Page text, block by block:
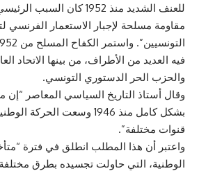
للعنف الشديد منذ 1952 كان
مقاومة مسلحة لإجبار الاستعمار
فيه العديد من الأطراف، من بينها الاتحاد
والحزب الحر الدستوري التونسي.
وقال أستاذ التاريخ السياسي المعاصر “إن
بشكل كامل منذ 1946 وسعت
قنوات مختلفة”.
واعتبر أن هذا المطلب انطلق في فترة
الوطنية، التي حاولت تجسيده بطرق مختلفة